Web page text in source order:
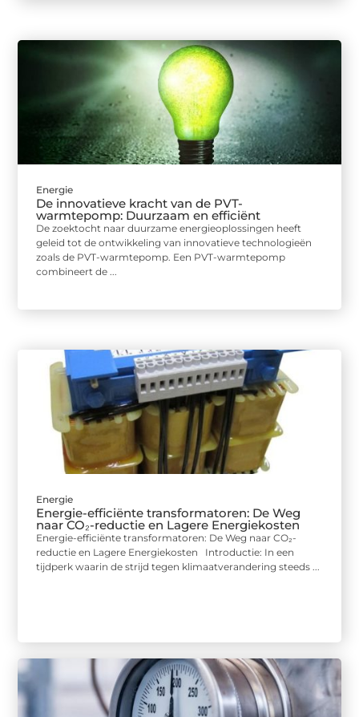
Energie
De innovatieve kracht van de PVT-
warmtepomp: Duurzaam en efficiënt
De zoektocht naar duurzame energieoplossingen heeft
geleid tot de ontwikkeling van innovatieve technologieën
zoals de PVT-warmtepomp. Een PVT-warmtepomp
combineert de ...
Energie
Energie-efficiënte transformatoren: De Weg
naar CO₂-reductie en Lagere Energiekosten
Energie-efficiënte transformatoren: De Weg naar CO₂-
reductie en Lagere Energiekosten Introductie: In een
tijdperk waarin de strijd tegen klimaatverandering steeds ...